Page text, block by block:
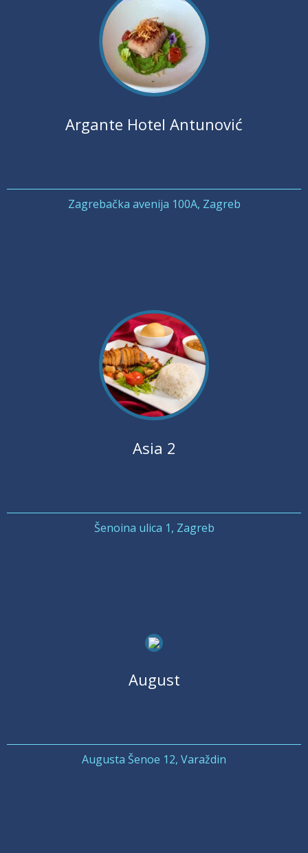
Argante Hotel Antunović
Zagrebačka avenija 100A, Zagreb
Asia 2
Šenoina ulica 1, Zagreb
August
Augusta Šenoe 12, Varaždin